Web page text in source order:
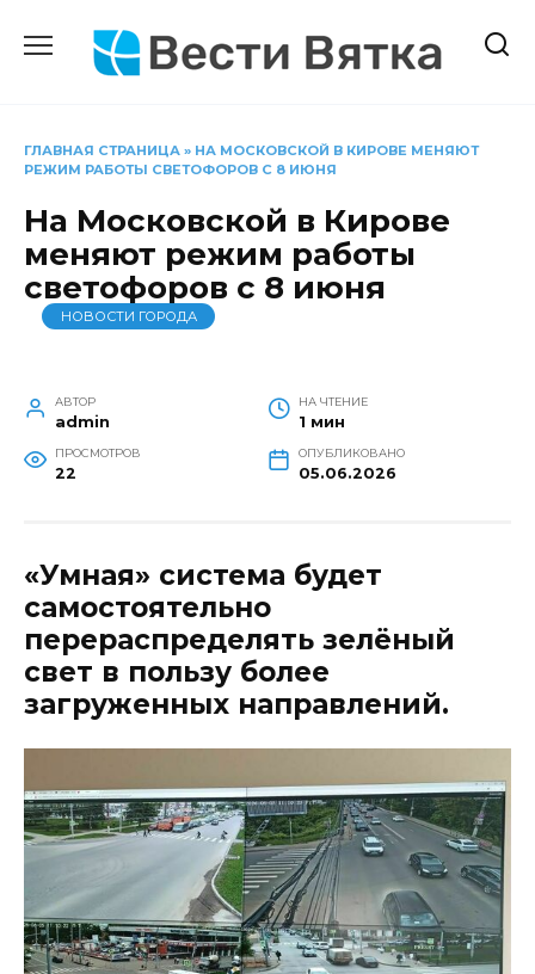
содержанию
ГЛАВНАЯ СТРАНИЦА » НА МОСКОВСКОЙ В КИРОВЕ МЕНЯЮТ
РЕЖИМ РАБОТЫ СВЕТОФОРОВ С 8 ИЮНЯ
На Московской в Кирове
меняют режим работы
светофоров с 8 июня
НОВОСТИ ГОРОДА
АВТОР
admin
НА ЧТЕНИЕ
1 мин
ПРОСМОТРОВ
22
ОПУБЛИКОВАНО
05.06.2026
«Умная» система будет
самостоятельно
перераспределять зелёный
свет в пользу более
загруженных направлений.